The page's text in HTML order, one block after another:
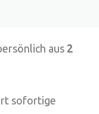
aus 2
sofortige